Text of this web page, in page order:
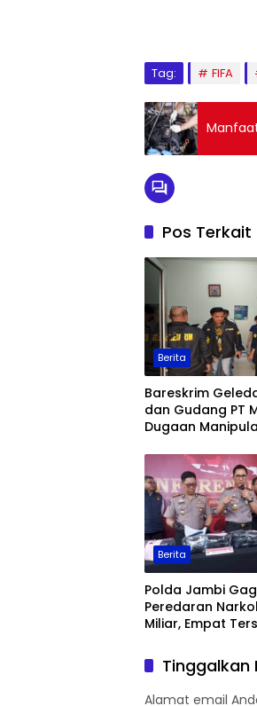
Tag: FIFA
Pos Terkait
Berita
Bareskrim
dan Gudang PT
Dugaan
Berita
Polda Jambi
Peredaran
Miliar, Empat
Tinggalkan
Alamat email